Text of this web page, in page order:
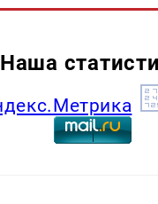
Наша